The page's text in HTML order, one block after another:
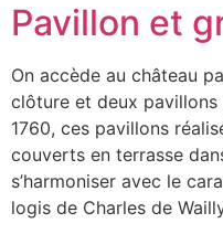
Pavillon et
On accède au château
clôture et deux pavillons
1760, ces pavillons
couverts en terrasse
s’harmoniser avec le
logis de Charles de